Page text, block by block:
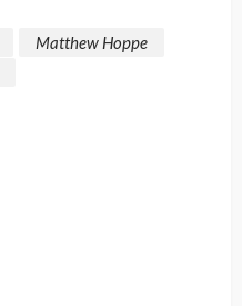
Matthew Hoppe